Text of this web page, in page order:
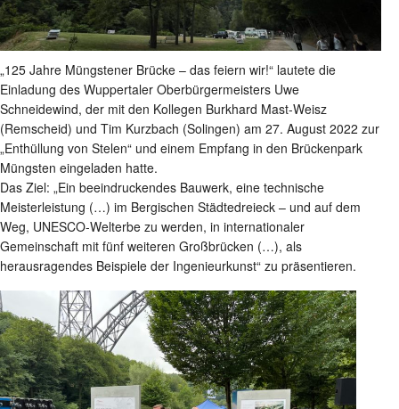
„125 Jahre Müngstener Brücke – das feiern wir!“ lautete die
Einladung des Wuppertaler Oberbürgermeisters Uwe
Schneidewind, der mit den Kollegen Burkhard Mast-Weisz
(Remscheid) und Tim Kurzbach (Solingen) am 27. August 2022 zur
„Enthüllung von Stelen“ und einem Empfang in den Brückenpark
Müngsten eingeladen hatte.
Das Ziel: „Ein beeindruckendes Bauwerk, eine technische
Meisterleistung (…) im Bergischen Städtedreieck – und auf dem
Weg, UNESCO-Welterbe zu werden, in internationaler
Gemeinschaft mit fünf weiteren Großbrücken (…), als
herausragendes Beispiele der Ingenieurkunst“ zu präsentieren.